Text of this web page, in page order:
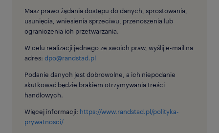
Masz prawo żądania dostępu do danych, sprostowania,
usunięcia, wniesienia sprzeciwu, przenoszenia lub
ograniczenia ich przetwarzania.
W celu realizacji jednego ze swoich praw, wyślij e-mail na
adres: dpo@randstad.pl
Podanie danych jest dobrowolne, a ich niepodanie
skutkować będzie brakiem otrzymywania treści
handlowych.
Więcej informacji: https://www.randstad.pl/polityka-
prywatnosci/